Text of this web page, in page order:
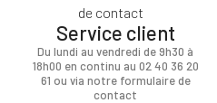
Service client
Du lundi au vendredi de 9h30 à
18h00 en continu au 02 40 36 20
61 ou via notre formulaire de
contact